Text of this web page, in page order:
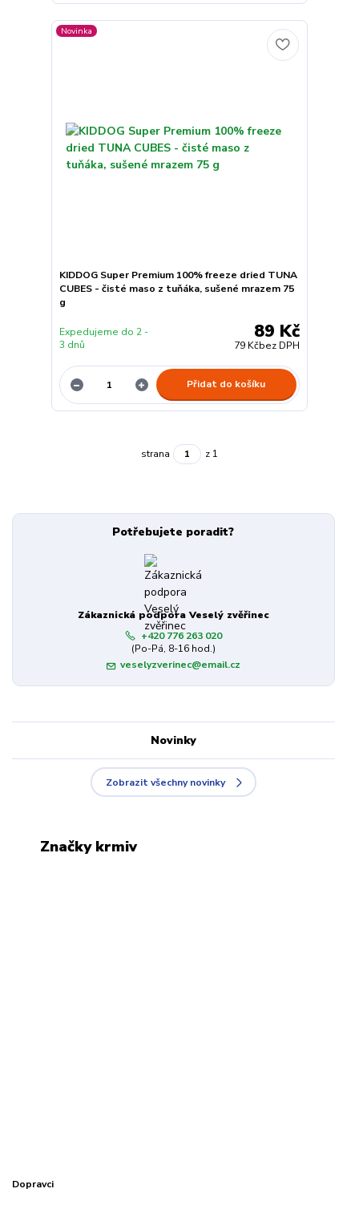
Novinka
KIDDOG Super Premium 100% freeze dried TUNA
CUBES - čisté maso z tuňáka, sušené mrazem 75
g
89 Kč
79 Kčbez DPH
Expedujeme do 2 -
3 dnů
Přidat do košíku
strana z 1
Potřebujete poradit?
Zákaznická podpora Veselý zvěřinec
+420 776 263 020
(Po-Pá, 8-16 hod.)
veselyzverinec@email.cz
Novinky
Zobrazit všechny novinky
Značky krmiv
Dopravci